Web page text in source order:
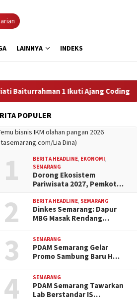
LAINNYA INDEKS
1 Ikuti Ajang Coding Internasional
POPULER
1 BERITA HEADLINE, EKONOMI,
SEMARANG
Dorong Ekosistem
Pariwisata 2027, Pemkot…
2 BERITA HEADLINE, SEMARANG
Dinkes Semarang: Dapur
MBG Masak Rendang…
3 SEMARANG
PDAM Semarang Gelar
Promo Sambung Baru H…
4 SEMARANG
PDAM Semarang Tawarkan
Lab Berstandar IS…